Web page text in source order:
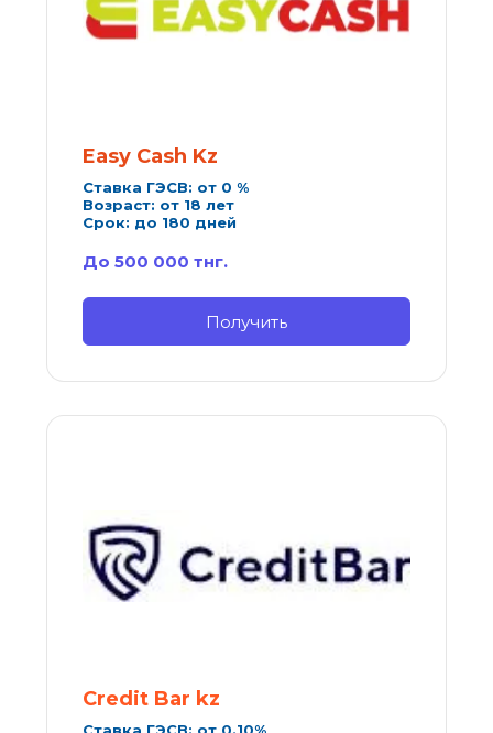
Easy Cash Kz
Ставка ГЭСВ: от 0 %
Возраст: от 18 лет
Срок: до 180 дней
До 500 000 тнг.
Получить
Credit Bar kz